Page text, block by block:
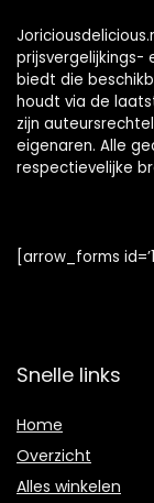
prijsvergelijkings-
biedt die
houdt via de
zijn
eigenaren. Alle
respectievelijke
[arrow_forms
Snelle links
Home
Overzicht
Alles winkelen